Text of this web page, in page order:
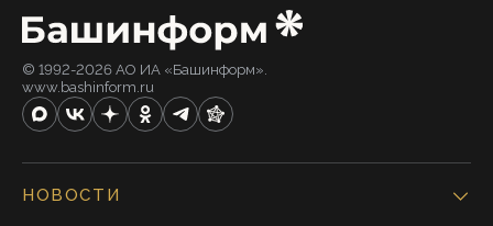
© 1992-2026 АО ИА «Башинформ».
www.bashinform.ru
НОВОСТИ